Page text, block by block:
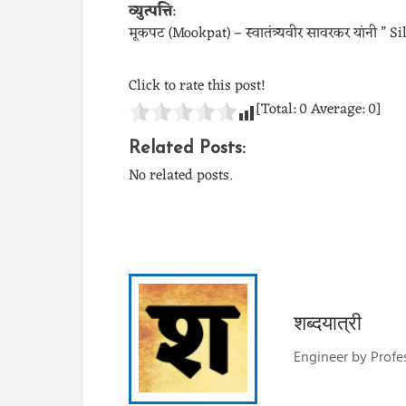
व्युत्पत्ति:
मूकपट (Mookpat) – स्वातंत्र्यवीर सावरकर यांनी ”
Click to rate this post!
[Total:0Average:0]
Related Posts:
No related posts.
शब्दयात्री
Engineer by